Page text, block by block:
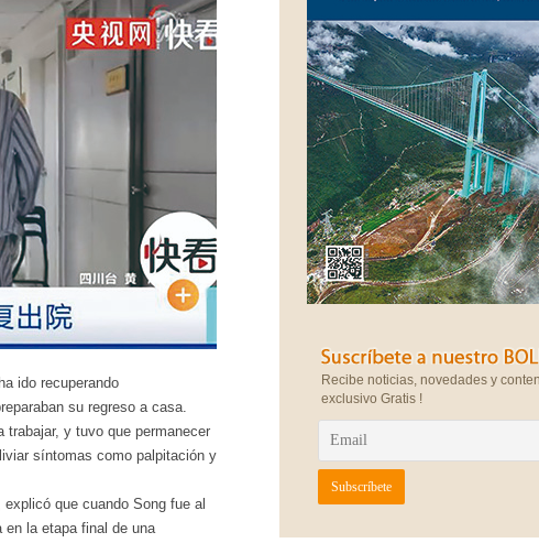
ido recuperando
su regreso a casa.
y tuvo que permanecer
síntomas como palpitación y
que cuando Song fue al
la etapa final de una
Recibe noticias, novedades y
exclusivo Gratis !